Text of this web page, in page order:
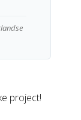
project!